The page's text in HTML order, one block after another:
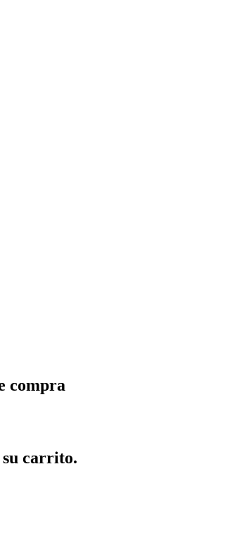
compra
carrito.